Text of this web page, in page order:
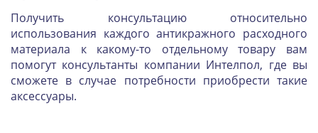
Получить консультацию относительно
использования каждого антикражного расходного
материала к какому-то отдельному товару вам
помогут консультанты компании Интелпол, где вы
сможете в случае потребности приобрести такие
аксессуары.